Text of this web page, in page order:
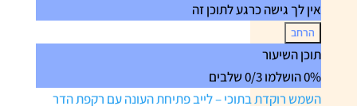
אין לך גישה כרגע לתוכן זה
הרחב
יולי
–
אדם
צובר
תוכן השיעור
0% הושלמו
0/3 שלבים
השמש רוקדת בתוכי – לייב פתיחת העונה עם רקפת הדר